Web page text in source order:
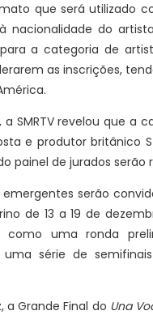
que será utilizado
nacionalidade do
a categoria de
as inscrições,
a SMRTV revelou que a
e produtor britânico
painel de jurados serão
emergentes serão
de 13 a 19 de
como uma ronda
uma série de
a Grande Final do Una